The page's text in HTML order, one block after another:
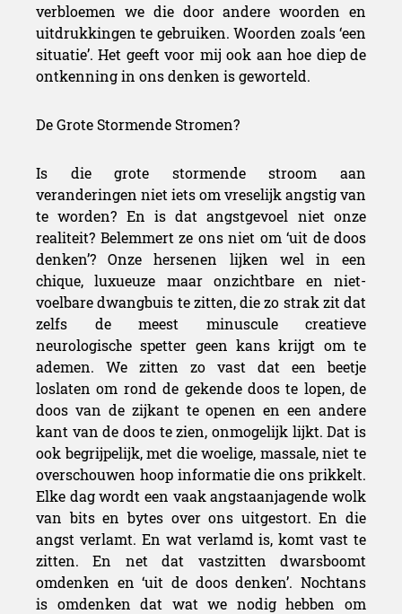
verbloemen we die door andere woorden en
uitdrukkingen te gebruiken. Woorden zoals ‘een
situatie’. Het geeft voor mij ook aan hoe diep de
ontkenning in ons denken is geworteld.
De Grote Stormende Stromen?
Is die grote stormende stroom aan
veranderingen niet iets om vreselijk angstig van
te worden? En is dat angstgevoel niet onze
realiteit? Belemmert ze ons niet om ‘uit de doos
denken’? Onze hersenen lijken wel in een
chique, luxueuze maar onzichtbare en niet-
voelbare dwangbuis te zitten, die zo strak zit dat
zelfs de meest minuscule creatieve
neurologische spetter geen kans krijgt om te
ademen. We zitten zo vast dat een beetje
loslaten om rond de gekende doos te lopen, de
doos van de zijkant te openen en een andere
kant van de doos te zien, onmogelijk lijkt. Dat is
ook begrijpelijk, met die woelige, massale, niet te
overschouwen hoop informatie die ons prikkelt.
Elke dag wordt een vaak angstaanjagende wolk
van bits en bytes over ons uitgestort. En die
angst verlamt. En wat verlamd is, komt vast te
zitten. En net dat vastzitten dwarsboomt
omdenken en ‘uit de doos denken’. Nochtans
is omdenken dat wat we nodig hebben om